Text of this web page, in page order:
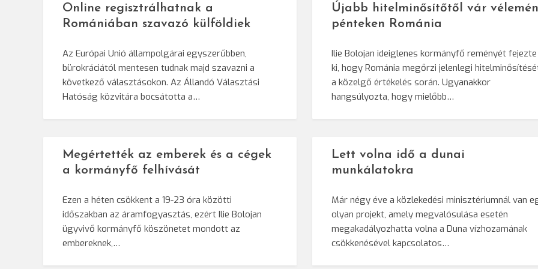
Online regisztrálhatnak a
Romániában szavazó külföldiek
Az Európai Unió állampolgárai egyszerűbben,
bürokráciától mentesen tudnak majd szavazni a
következő választásokon. Az Állandó Választási
Hatóság közvitára bocsátotta a…
Újabb hitelminősítőtől vár
pénteken Románia
Ilie Bolojan ideiglenes kormányfő reményét fejezte
ki, hogy Románia megőrzi jelenlegi
a közelgő értékelés során. Ugyanakkor
hangsúlyozta, hogy mielőbb…
Megértették az emberek és a cégek
a kormányfő felhívását
Ezen a héten csökkent a 19-23 óra közötti
időszakban az áramfogyasztás, ezért Ilie Bolojan
ügyvivő kormányfő köszönetet mondott az
embereknek,…
Lett volna idő a dunai
munkálatokra
Már négy éve a közlekedési minisztériumnál van
olyan projekt, amely megvalósulása esetén
megakadályozhatta volna a Duna vízhozamának
csökkenésével kapcsolatos…